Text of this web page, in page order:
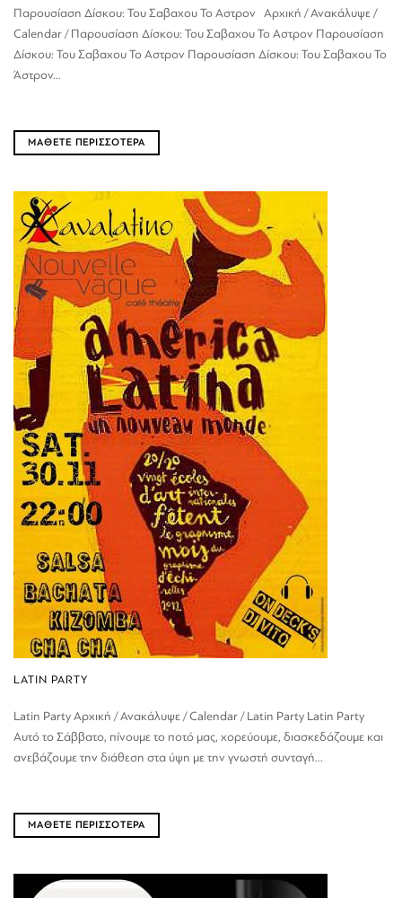
Παρουσίαση Δίσκου: Του Σαβαχου Το Αστρον Αρχική / Ανακάλυψε /
Calendar / Παρουσίαση Δίσκου: Του Σαβαχου Το Αστρον Παρουσίαση
Δίσκου: Του Σαβαχου Το Αστρον Παρουσίαση Δίσκου: Του Σαβαχου Το
Άστρον...
ΜΑΘΕΤΕ ΠΕΡΙΣΣΟΤΕΡΑ
LATIN PARTY
Latin Party Αρχική / Ανακάλυψε / Calendar / Latin Party Latin Party
Αυτό το Σάββατο, πίνουμε το ποτό μας, χορεύουμε, διασκεδάζουμε και
ανεβάζουμε την διάθεση στα ύψη με την γνωστή συνταγή...
ΜΑΘΕΤΕ ΠΕΡΙΣΣΟΤΕΡΑ